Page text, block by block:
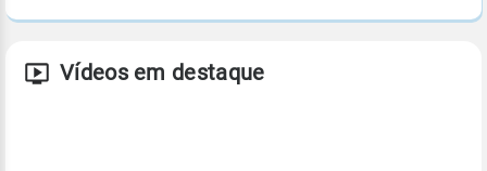
Vídeos em destaque